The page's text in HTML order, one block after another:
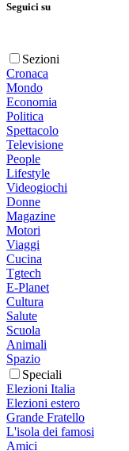
Seguici su
Sezioni
Cronaca
Mondo
Economia
Politica
Spettacolo
Televisione
People
Lifestyle
Videogiochi
Donne
Magazine
Motori
Viaggi
Cucina
Tgtech
E-Planet
Cultura
Salute
Scuola
Animali
Spazio
Speciali
Elezioni Italia
Elezioni estero
Grande Fratello
L'isola dei famosi
Amici